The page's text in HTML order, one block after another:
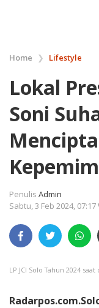
Home ❯ Lifestyle
Lokal
Soni
Penulis Admin
Sabtu, 3 Feb 2024, 07:17
LP JCI Solo Tahun 2024